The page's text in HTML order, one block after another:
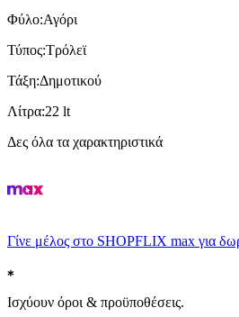
Φύλο:Αγόρι
Τύπος:Τρόλεϊ
Τάξη:Δημοτικού
Λίτρα:22 lt
Δες όλα τα χαρακτηριστικά
Γίνε μέλος στο SHOPFLIX max για
Ισχύουν όροι & προϋποθέσεις.